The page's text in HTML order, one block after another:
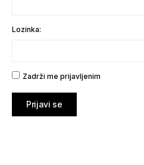
Lozinka:
Zadrži me prijavljenim
Prijavi se